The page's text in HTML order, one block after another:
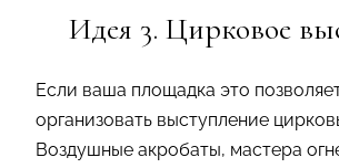
Идея 3. Цирковое
Если ваша площадка это
организовать выступление
Воздушные акробаты, мастера